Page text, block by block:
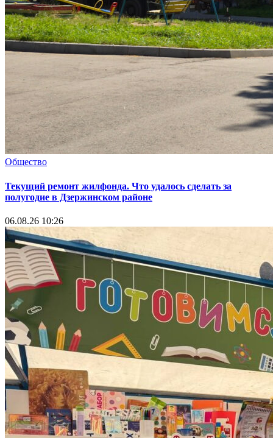
Общество
Текущий ремонт жилфонда. Что удалось сделать за
полугодие в Дзержинском районе
06.08.26 10:26